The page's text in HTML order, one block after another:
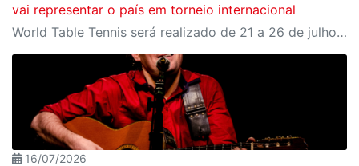
vai representar o país em torneio internacional
World Table Tennis será realizado de 21 a 26 de julho, em São José dos Campos
16/07/2026